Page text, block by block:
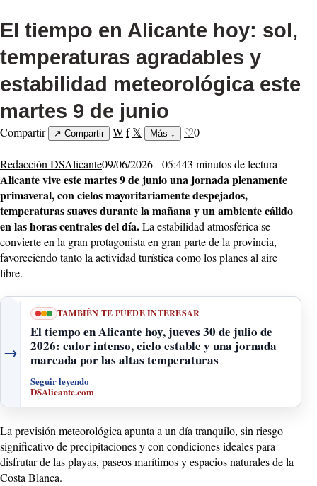
El tiempo en Alicante hoy: sol,
temperaturas agradables y
estabilidad meteorológica este
martes 9 de junio
Compartir ↗ Compartir Wf 𝕏 Más ↓ ♡0
Redacción DSAlicante09/06/2026 - 05:443 minutos de lectura
Alicante vive este martes 9 de junio una jornada plenamente
primaveral, con cielos mayoritariamente despejados,
temperaturas suaves durante la mañana y un ambiente cálido
en las horas centrales del día.La estabilidad atmosférica se
convierte en la gran protagonista en gran parte de la provincia,
favoreciendo tanto la actividad turística como los planes al aire
libre.
→
TAMBIÉN TE PUEDE INTERESAR
El tiempo en Alicante hoy, jueves 30 de julio de
2026: calor intenso, cielo estable y una jornada
marcada por las altas temperaturas
Seguir leyendo
DSAlicante.com
La previsión meteorológica apunta a un día tranquilo, sin riesgo
significativo de precipitaciones y con condiciones ideales para
disfrutar de las playas, paseos marítimos y espacios naturales de la
Costa Blanca.